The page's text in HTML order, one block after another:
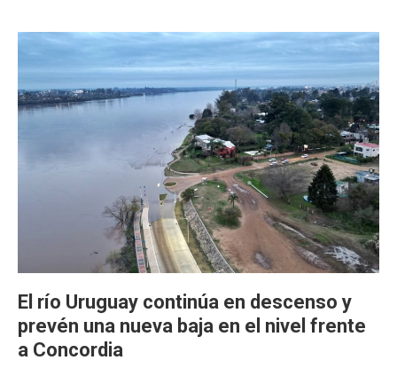
El río Uruguay continúa en descenso y
prevén una nueva baja en el nivel frente
a Concordia